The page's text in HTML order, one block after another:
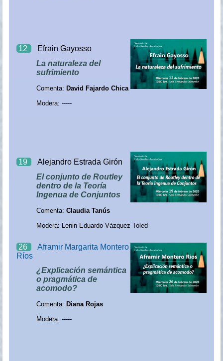
12
Efrain Gayosso
La naturaleza del
sufrimiento
Comenta: David Fajardo Chica
Modera: -----
19
Alejandro Estrada Girón
El conjunto de Routley
dentro de la Teoría
Ingenua de Conjuntos
Comenta:Claudia Tanús
Modera: Lenin Eduardo Vázquez Toled
26
Aframir Margarita Montero
Ríos
¿Explicación semántica
o pragmática de
acomodo?
Comenta: Diana Rojas
Modera: -----